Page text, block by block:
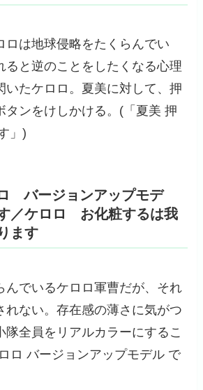
ロは地球侵略をたくらんでい
ると逆のことをしたくなる心理
いたケロロ。夏美に対して、押
タンをけしかける。(「夏美 押
」)
バージョンアップモデ
／ケロロ お化粧するは我
ます
んでいるケロロ軍曹だが、それ
れない。存在感の薄さに気がつ
隊全員をリアルカラーにするこ
ロ バージョンアップモデル で